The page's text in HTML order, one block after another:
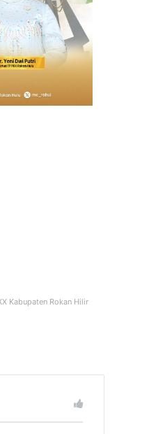
Kabupaten Rokan Hilir